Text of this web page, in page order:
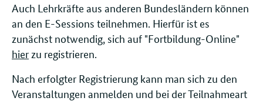
Auch Lehrkräfte aus anderen Bundesländern können
an den E-Sessions teilnehmen. Hierfür ist es
zunächst notwendig, sich auf "Fortbildung-Online"
hier zu registrieren.
Nach erfolgter Registrierung kann man sich zu den
Veranstaltungen anmelden und bei der Teilnahmeart